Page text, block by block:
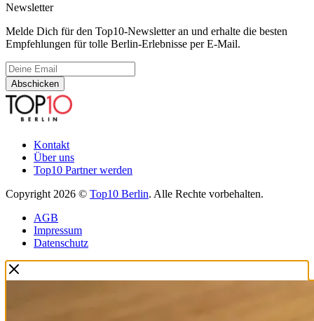
Newsletter
Melde Dich für den Top10-Newsletter an und erhalte die besten
Empfehlungen für tolle Berlin-Erlebnisse per E-Mail.
Abschicken
Kontakt
Über uns
Top10 Partner werden
Copyright 2026 © Top10 Berlin. Alle Rechte vorbehalten.
AGB
Impressum
Datenschutz